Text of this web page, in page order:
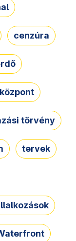
cenzúra
törvény
tervek